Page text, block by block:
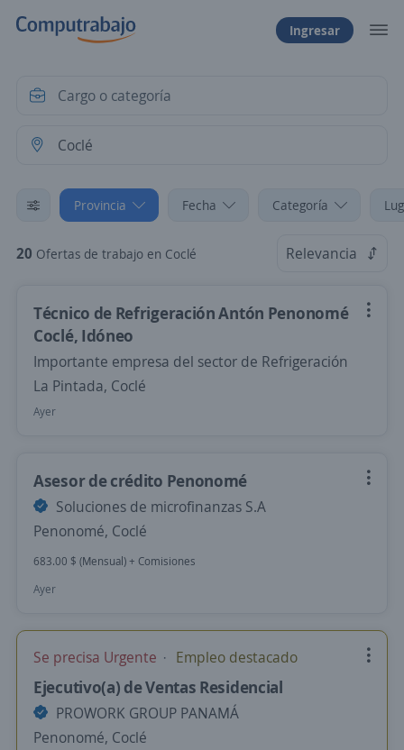
Ingresar
Provincia Fecha Categoría
20 Ofertas de trabajo en Coclé Relevancia
Técnico de Refrigeración Antón Penonomé
Coclé, Idóneo
Importante empresa del sector de Refrigeración
La Pintada, Coclé
Ayer
Asesor de crédito Penonomé
Soluciones de microfinanzas S.A
Penonomé, Coclé
683.00 $ (Mensual) + Comisiones
Ayer
Se precisa Urgente Empleo destacado
Ejecutivo(a) de Ventas Residencial
PROWORK GROUP PANAMÁ
Penonomé, Coclé